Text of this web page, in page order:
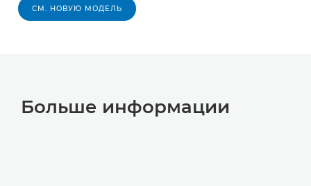
СМ. НОВУЮ МОДЕЛЬ
Больше информации